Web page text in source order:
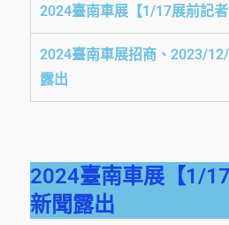
2024臺南車展【1/17展前記
2024臺南車展招商、2023/
露出
2024臺南車展【1/17
新聞露出